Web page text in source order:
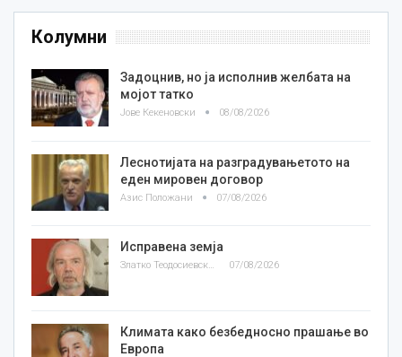
Колумни
Задоцнив, но ја исполнив желбата на
мојот татко
Јове Кекеновски 08/08/2026
Леснотијата на разградувањетото на
еден мировен договор
Азис Положани 07/08/2026
Исправена земја
Златко Теодосиевски 07/08/2026
Климата како безбедносно прашање во
Европа